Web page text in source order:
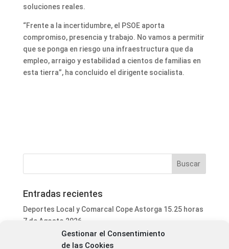
Gestionar el Consentimiento
de las Cookies
soluciones reales.
“Frente a la incertidumbre, el PSOE aporta
compromiso, presencia y trabajo. No vamos a permitir
que se ponga en riesgo una infraestructura que da
empleo, arraigo y estabilidad a cientos de familias en
esta tierra”, ha concluido el dirigente socialista.
Entradas recientes
Deportes Local y Comarcal Cope Astorga 15.25 horas
7 de Agosto 2026
Informativo Mediodía Cope Astorga 14.20 horas 7 de